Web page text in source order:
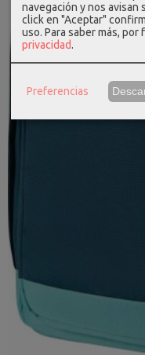
navegación y nos avisan
click en "Aceptar"
uso. Para saber más, por
privacidad.
Preferencias